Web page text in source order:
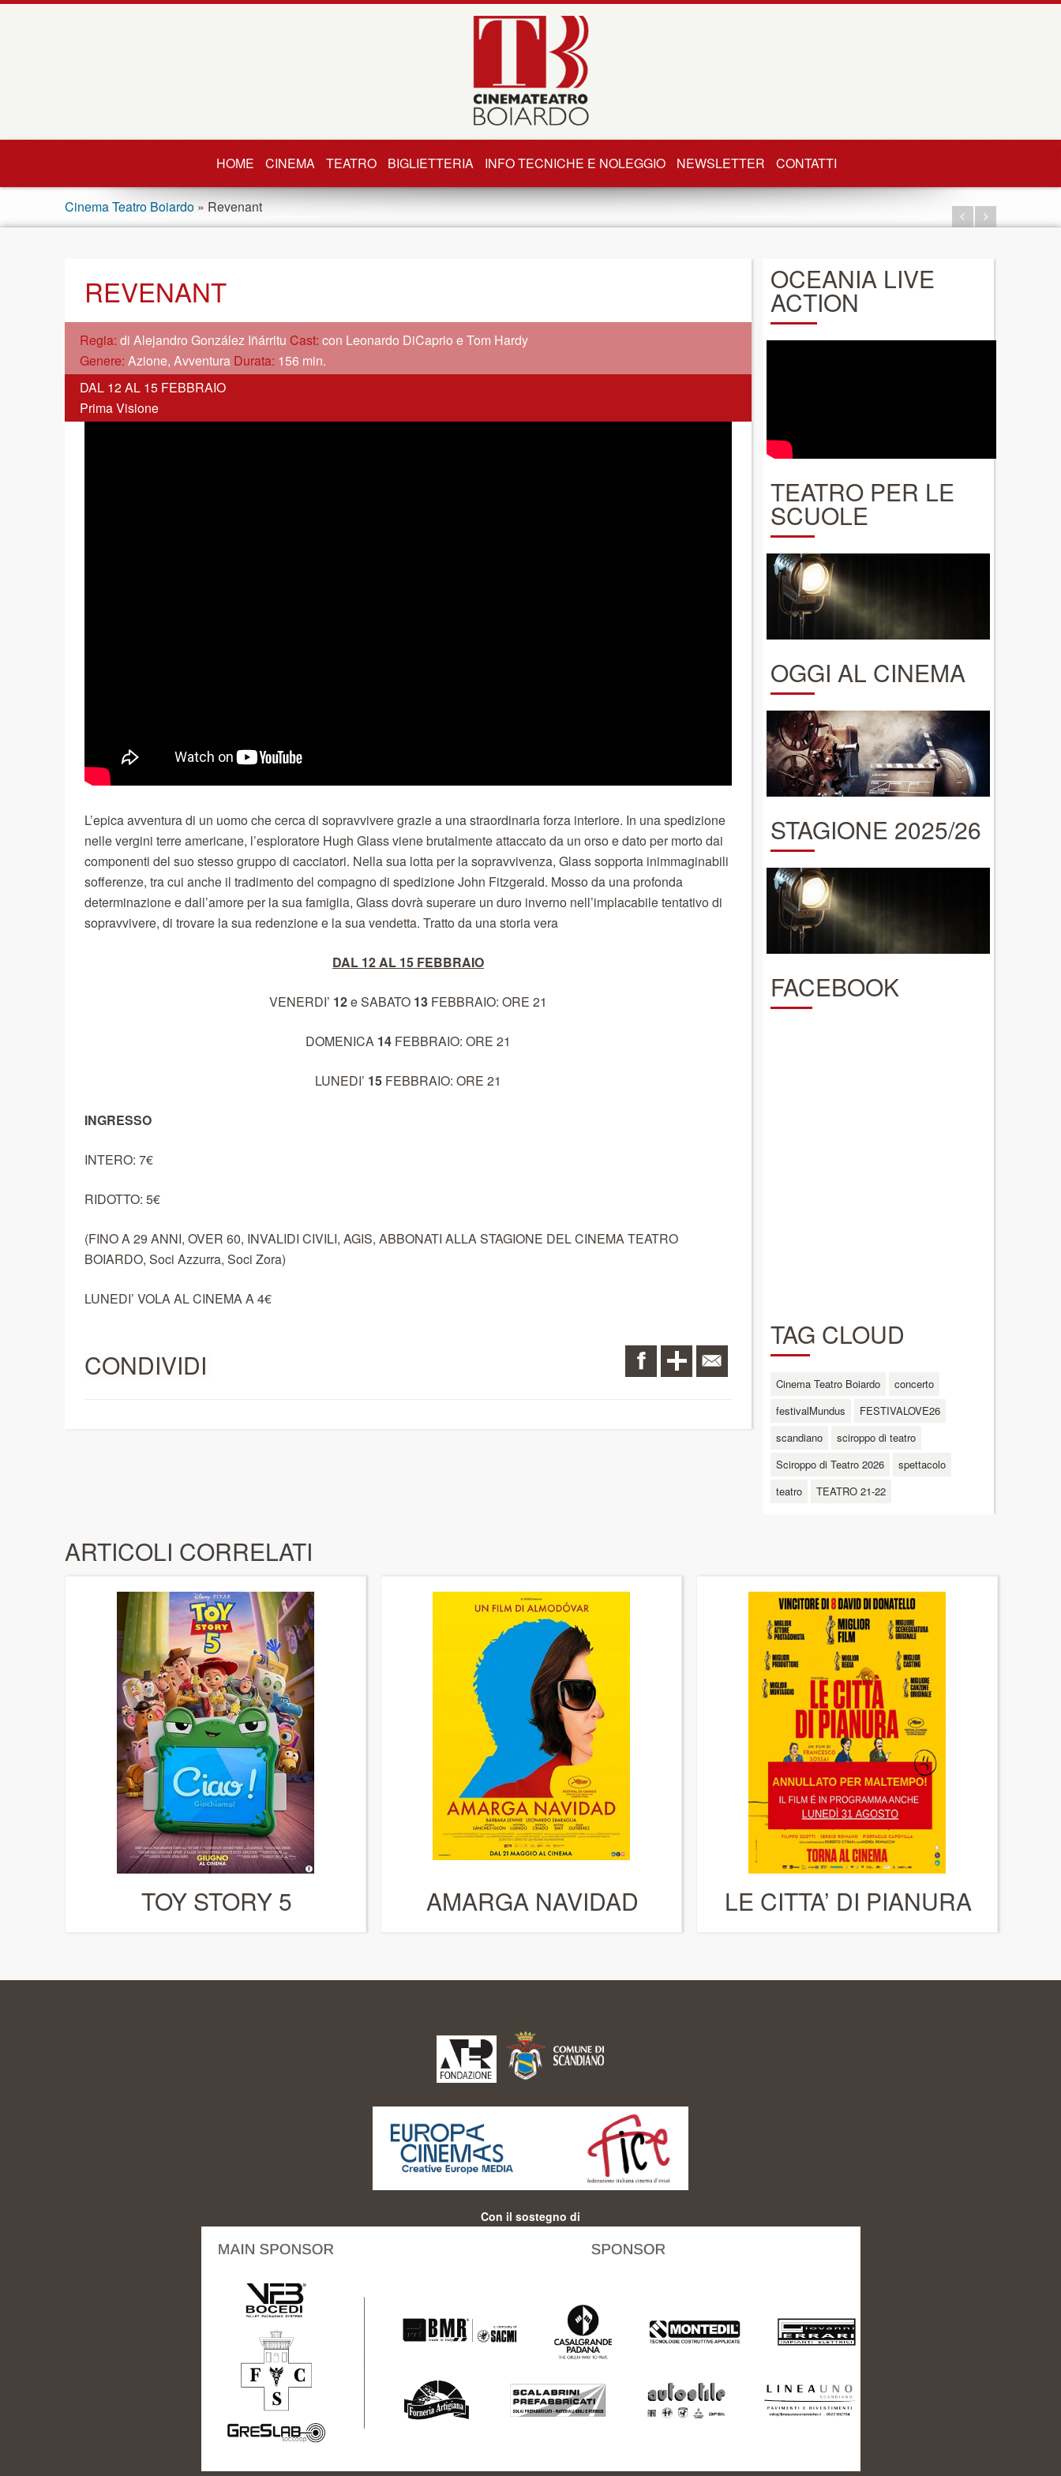
HOME CINEMA TEATRO BIGLIETTERIA INFO TECNICHE E NOLEGGIO NEWSLETTER CONTATTI
Cinema Teatro Boiardo » Revenant
REVENANT
Regia: di Alejandro González Iñárritu Cast: con Leonardo DiCaprio e Tom Hardy
Genere: Azione, Avventura Durata: 156 min.
DAL 12 AL 15 FEBBRAIO
Prima Visione
L’epica avventura di un uomo che cerca di sopravvivere grazie a una straordinaria forza interiore. In una spedizione
nelle vergini terre americane, l’esploratore Hugh Glass viene brutalmente attaccato da un orso e dato per morto dai
componenti del suo stesso gruppo di cacciatori. Nella sua lotta per la sopravvivenza, Glass sopporta inimmaginabili
sofferenze, tra cui anche il tradimento del compagno di spedizione John Fitzgerald. Mosso da una profonda
determinazione e dall’amore per la sua famiglia, Glass dovrà superare un duro inverno nell’implacabile tentativo di
sopravvivere, di trovare la sua redenzione e la sua vendetta. Tratto da una storia vera
DAL 12 AL 15 FEBBRAIO
VENERDI’ 12e SABATO 13 FEBBRAIO: ORE 21
DOMENICA 14 FEBBRAIO: ORE 21
LUNEDI’ 15 FEBBRAIO: ORE 21
INGRESSO
INTERO: 7€
RIDOTTO: 5€
(FINO A 29 ANNI, OVER 60, INVALIDI CIVILI, AGIS, ABBONATI ALLA STAGIONE DEL CINEMA TEATRO
BOIARDO, Soci Azzurra, Soci Zora)
LUNEDI’ VOLA AL CINEMA A 4€
CONDIVIDI
OCEANIA LIVE
ACTION
TEATRO PER LE
SCUOLE
OGGI AL CINEMA
STAGIONE 2025/26
FACEBOOK
TAG CLOUD
Cinema Teatro Boiardo
concerto
festivalMundus
FESTIVALOVE26
scandiano
sciroppo di teatro
Sciroppo di Teatro 2026
spettacolo
teatro
TEATRO 21-22
ARTICOLI CORRELATI
TOY STORY 5 AMARGA NAVIDAD LE CITTA’ DI PIANURA
Con il sostegno di